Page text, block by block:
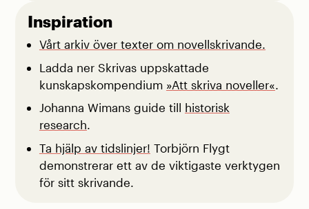
Inspiration
Vårt arkiv över texter om novellskrivande.
Ladda ner Skrivas uppskattade
kunskapskompendium »Att skriva noveller«
Johanna Wimans guide till historisk
research.
Ta hjälp av tidslinjer! Torbjörn Flygt
demonstrerar ett av de viktigaste verktygen
för sitt skrivande.